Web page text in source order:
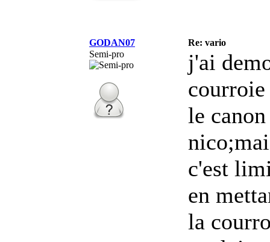
GODAN07
Re: vario
Semi-pro
j'ai
le
c'est
en
la